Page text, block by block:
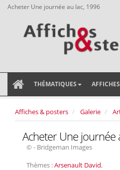
Acheter Une journée au lac, 1996
THÉMATIQUES
Affiches & posters Galerie
Acheter Une journée
© - Bridgeman Images
Thèmes :Arsenault David,